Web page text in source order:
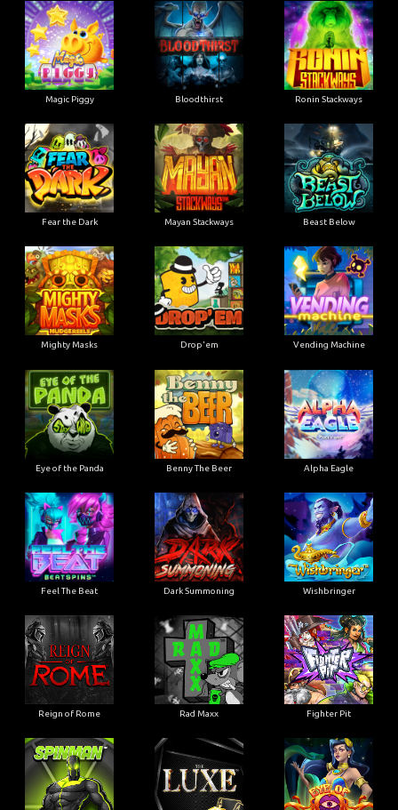
Magic Piggy Bloodthirst Ronin Stackways
Fear the Dark Mayan Stackways Beast Below
Mighty Masks Drop'em Vending Machine
Eye of the Panda Benny The Beer Alpha Eagle
Feel The Beat Dark Summoning Wishbringer
Reign of Rome Rad Maxx Fighter Pit